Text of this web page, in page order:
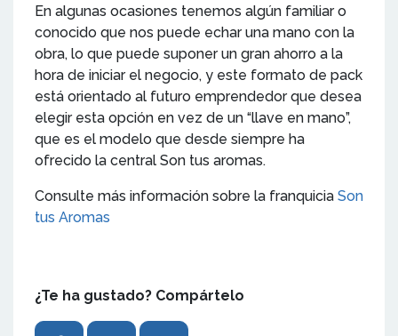
En algunas ocasiones tenemos algún familiar o
conocido que nos puede echar una mano con la
obra, lo que puede suponer un gran ahorro a la
hora de iniciar el negocio, y este formato de pack
está orientado al futuro emprendedor que desea
elegir esta opción en vez de un “llave en mano”,
que es el modelo que desde siempre ha
ofrecido la central Son tus aromas.
Consulte más información sobre la franquicia Son
tus Aromas
¿Te ha gustado? Compártelo